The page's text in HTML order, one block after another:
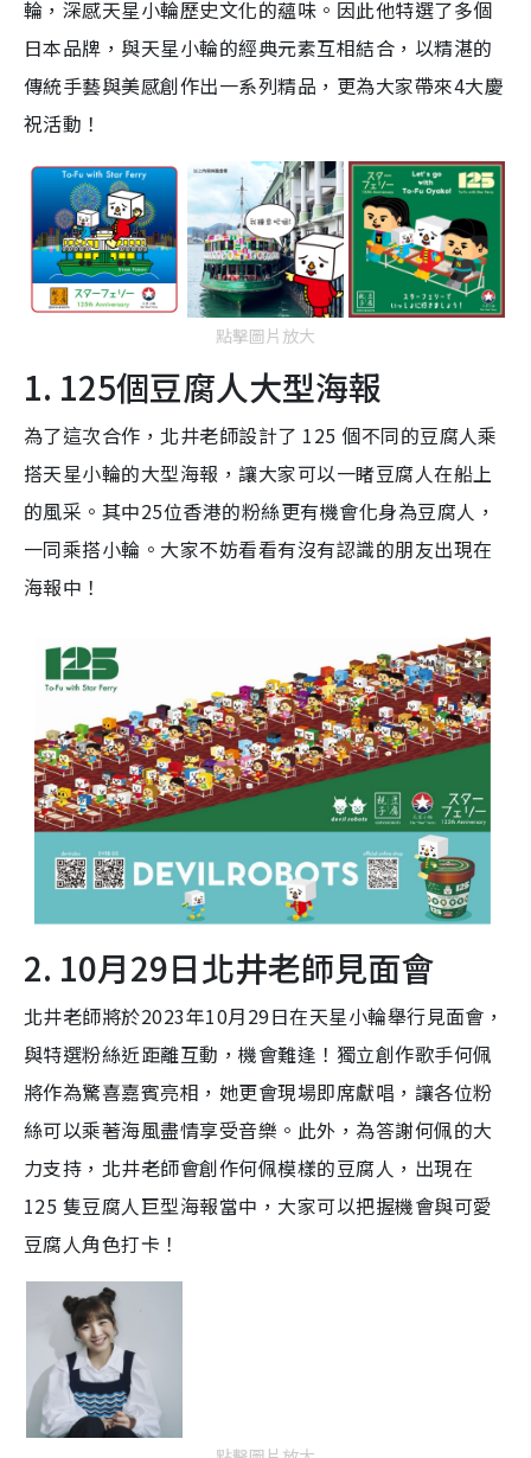
輪，深感天星小輪歷史文化的蘊味。因此他特選了多個
日本品牌，與天星小輪的經典元素互相結合，以精湛的
傳統手藝與美感創作出一系列精品，更為大家帶來4大慶
祝活動！
點擊圖片放大
1. 125個豆腐人大型海報
為了這次合作，北井老師設計了 125 個不同的豆腐人乘
搭天星小輪的大型海報，讓大家可以一睹豆腐人在船上
的風采。其中25位香港的粉絲更有機會化身為豆腐人，
一同乘搭小輪。大家不妨看看有沒有認識的朋友出現在
海報中！
2. 10月29日北井老師見面會
北井老師將於2023年10月29日在天星小輪舉行見面會，
與特選粉絲近距離互動，機會難逢！獨立創作歌手何佩
將作為驚喜嘉賓亮相，她更會現場即席獻唱，讓各位粉
絲可以乘著海風盡情享受音樂。此外，為答謝何佩的大
力支持，北井老師會創作何佩模樣的豆腐人，出現在
125 隻豆腐人巨型海報當中，大家可以把握機會與可愛
豆腐人角色打卡！